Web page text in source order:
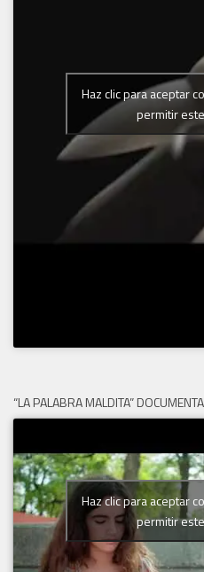
Haz clic para aceptar
permitir
“LA PALABRA MALDITA”
Haz clic para aceptar
permitir